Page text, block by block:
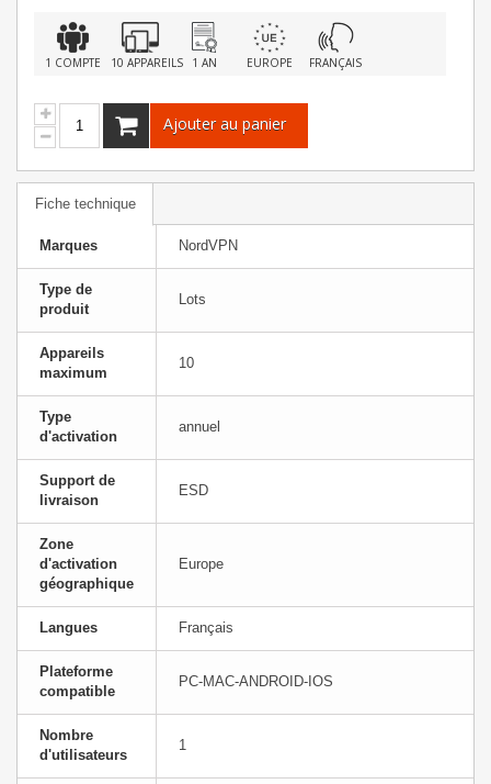
1 COMPTE 10 APPAREILS 1 AN EUROPE FRANÇAIS
Ajouter au panier
Fiche technique
Marques NordVPN
Type de
produit
Lots
Appareils
maximum
10
Type
d'activation
annuel
Support de
livraison
ESD
Zone
d'activation
géographique
Europe
Langues Français
Plateforme
compatible
PC-MAC-ANDROID-IOS
Nombre
d'utilisateurs
1